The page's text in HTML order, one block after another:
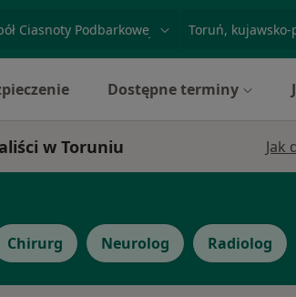
badanie lub nazwiskomiasto lub
Dostępne terminy
w Toruniu Jak
Chirurg Neurolog Radiolog